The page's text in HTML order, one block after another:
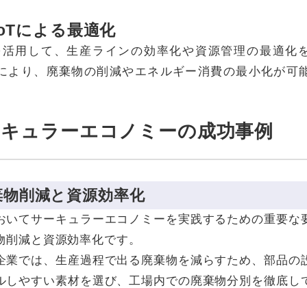
による最適化
用して、生産ラインの効率化や資源管理の最適化
より、廃棄物の削減やエネルギー消費の最小化が可
ュラーエコノミーの成功事例
削減と資源効率化
いてサーキュラーエコノミーを実践するための重要な
削減と資源効率化です。
業では、生産過程で出る廃棄物を減らすため、部品の
しやすい素材を選び、工場内での廃棄物分別を徹底し